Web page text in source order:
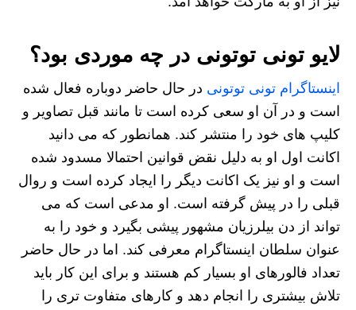
لایو تونی توتونی در چه موردی بود؟
اینستاگرام تونی توتونی در حال حاضر دوباره فعال شده
است و در آن او سعی کرده است تا مانند قبل تصاویر و
کلیپ های خود را منتشر کند. همانطور که می دانید
اکانت اول او به دلیل نقض قوانین احتمالا مسدود شده
است و او نیز یک اکانت دیگر را ایجاد کرده است و روال
قبلی را در پیش گرفته است. او مدعی است که می
تواند از دن بیلرزیان مشهور پیشی بگیرد و خود را به
عنوان سلطان اینستاگرام معرفی کند. اما در حال حاضر
تعداد فالورهای او بسیار کم هستند و برای این کار باید
تلاش بیشتری را انجام دهد و کارهای متفاوت تری را